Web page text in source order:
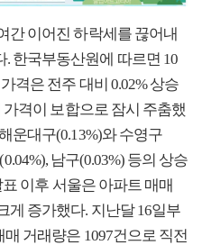
간 이어진 하락세를 끊어내
한국부동산원에 따르면 10
격은 전주 대비 0.02% 상승
가격이 보합으로 잠시 주춤했
운대구(0.13%)와 수영구
남구(0.03%) 등의 상승
이후 서울은 아파트 매매
게 증가했다. 지난달 16일부
거래량은 1097건으로 직전